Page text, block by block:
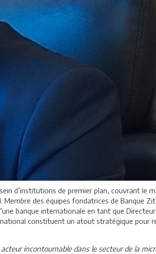
d’institutions de premier plan, couvrant le
des équipes fondatrices de Banque
banque internationale en tant que
constituent un atout stratégique pour
incontournable dans le secteur de la